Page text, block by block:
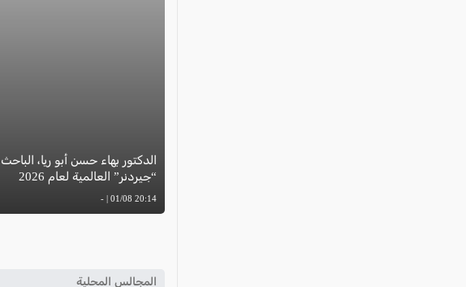
الدكتور بهاء حسن أبو ريا،
“جيردنر” العالمية لعام 2026
20:14 01/08 | -
المجالس المحلية